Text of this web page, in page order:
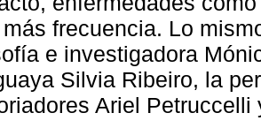
frecuencia. Lo
e investigadora
Silvia Ribeiro, la
Ariel Petruccelli